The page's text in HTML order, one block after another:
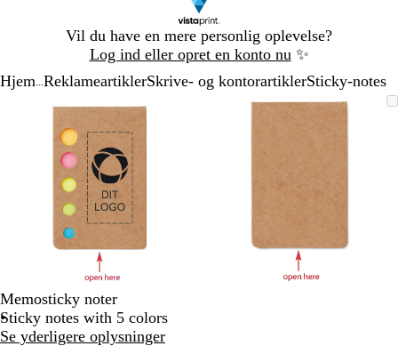
Vil du have en mere personlig oplevelse?
Log ind eller opret en konto nu ✨
1
Hjem ReklameartiklerSkrive- og kontorartiklerSticky-notes
billede
minimum
at
udvide
tasterne
plus
og
minus
til
at
zoome
og
piletasterne
til
at
panorere
Zoombart
billede
Zoomet
minimum
Klik
Brug
tasterne
plus
og
piletasterne
til
Memosticky noter
Sticky notes with 5 colors
Se yderligere oplysninger